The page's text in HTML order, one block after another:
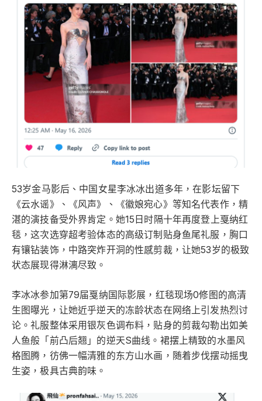
53岁金马影后、中国女星李冰冰出道多年，在影坛留下
《云水谣》、《风声》、《徽娘宛心》等知名代表作，精
湛的演技备受外界肯定。她15日时隔十年再度登上戛纳红
毯，这次选穿超考验体态的高级订制贴身鱼尾礼服，胸口
有镶钻装饰，中路突炸开洞的性感剪裁，让她53岁的极致
状态展现得淋漓尽致。
李冰冰参加第79届戛纳国际影展，红毯现场0修图的高清
生图曝光，让她近乎逆天的冻龄状态在网络上引发热烈讨
论。礼服整体采用银灰色调布料，贴身的剪裁勾勒出如美
人鱼般「前凸后翘」的逆天S曲线。裙摆上精致的水墨风
格图腾，彷佛一幅清雅的东方山水画，随着步伐摆动摇曳
生姿，极具古典韵味。